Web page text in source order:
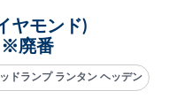
ヤモンド)
※廃番
ドランプ ランタン ヘッデン